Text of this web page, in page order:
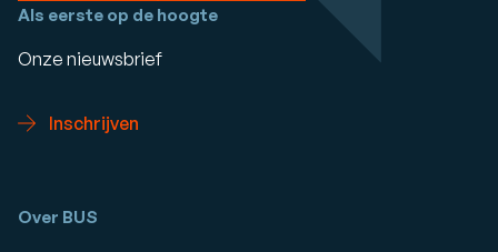
Als eerste op de hoogte
Onze nieuwsbrief
Inschrijven
Over BUS